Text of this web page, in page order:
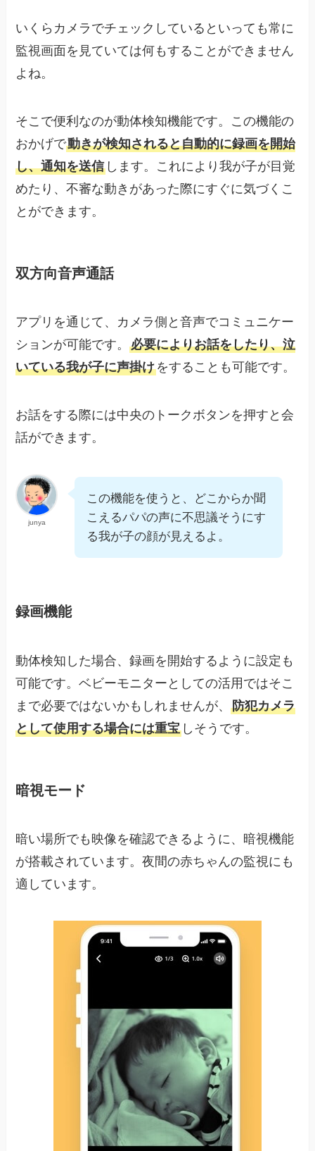
いくらカメラでチェックしているといっても常に
監視画面を見ていては何もすることができません
よね。
そこで便利なのが動体検知機能です。この機能の
おかげで動きが検知されると自動的に録画を開始
し、通知を送信 します。これにより我が子が目覚
めたり、不審な動きがあった際にすぐに気づくこ
とができます。
双方向音声通話
アプリを通じて、カメラ側と音声でコミュニケー
ションが可能です。必要によりお話をしたり、泣
いている我が子に声掛けをすることも可能です。
お話をする際には中央のトークボタンを押すと会
話ができます。
junya
この機能を使うと、どこからか聞
こえるパパの声に不思議そうにす
る我が子の顔が見えるよ。
録画機能
動体検知した場合、録画を開始するように設定も
可能です。ベビーモニターとしての活用ではそこ
まで必要ではないかもしれませんが、防犯カメラ
として使用する場合には重宝 しそうです。
暗視モード
暗い場所でも映像を確認できるように、暗視機能
が搭載されています。夜間の赤ちゃんの監視にも
適しています。